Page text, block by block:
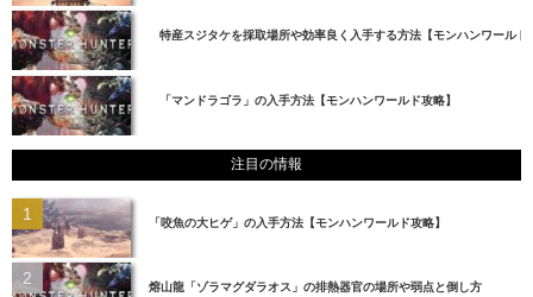
特産スジタケを採取場所や効率良く入手する方法【モンハンワールド
「マンドラゴラ」の入手方法【モンハンワールド攻略】
注目の情報
「咬魚の大ヒゲ」の入手方法【モンハンワールド攻略】
熔山龍「ゾラマグダラオス」の排熱器官の場所や弱点と倒し方